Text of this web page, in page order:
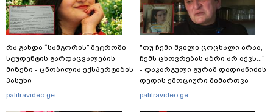
რა გახდა “სამგორის” მეტროში
სტუდენტის გარდაცვალების
მიზეზი - ცნობილია ექსპერტიზის
პასუხი
palitravideo.ge
"თუ ჩემი შვილი ცოცხალი არაა,
ჩემს ცხოვრებას აზრი არ აქვს..."
- დაკარგული გურამ დადიანიძის
დედის ემოციური მიმართვა
palitravideo.ge